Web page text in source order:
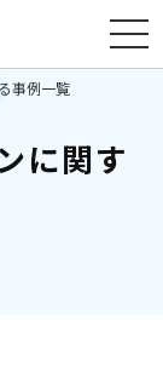
事例一覧
に関す